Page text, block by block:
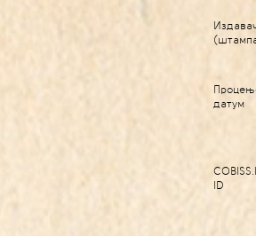
датум
ID